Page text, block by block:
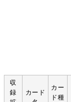
収
録
カード
カー
ド種